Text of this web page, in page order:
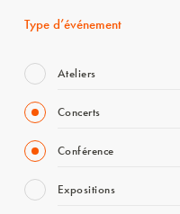
Type d’événement
Ateliers
Concerts
Conférence
Expositions